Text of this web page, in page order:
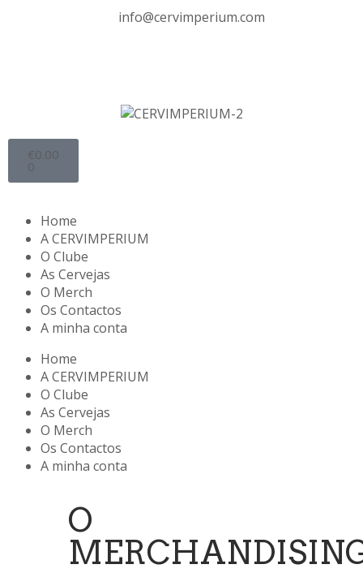
info@cervimperium.com
€0.00
0
Home
A CERVIMPERIUM
O Clube
As Cervejas
O Merch
Os Contactos
A minha conta
Home
A CERVIMPERIUM
O Clube
As Cervejas
O Merch
Os Contactos
A minha conta
O